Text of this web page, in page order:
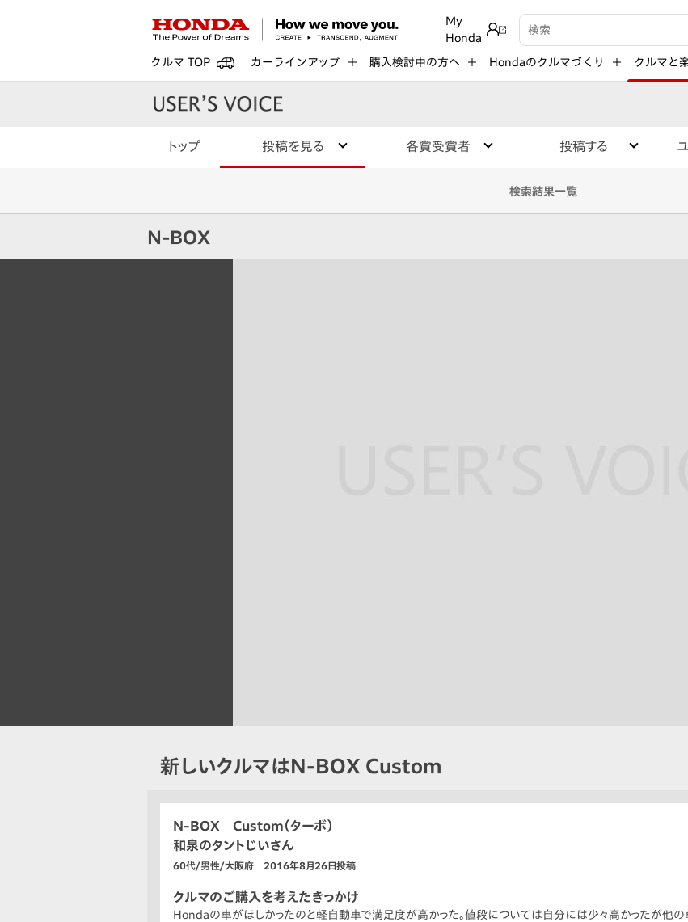
My
Honda
検索キーワード入力
クルマ TOP カーラインアップ 購入検討中の方へ Hondaのクルマづくり クルマと
トップ 投稿を見る 各賞受賞者 投稿する
検索結果一覧
N-BOX
新しいクルマはN-BOX Custom
N-BOX Custom（ターボ）
和泉のタントじいさん
60代/男性/大阪府 2016年8月26日投稿
クルマのご購入を考えたきっかけ
Hondaの車がほしかったのと軽自動車で満足度が高かった。値段については自分には少々高かったが他の